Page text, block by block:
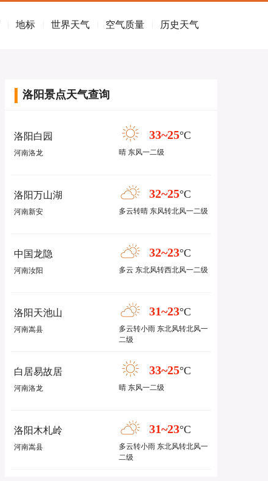
地标 世界天气 空气质量 历史天气
洛阳景点天气查询
洛阳白园
河南洛龙
33~25°C
晴 东风一二级
洛阳万山湖
河南新安
32~25°C
多云转晴 东风转北风一二级
中国龙隐
河南汝阳
32~23°C
多云 东北风转西北风一二级
洛阳天池山
河南嵩县
31~23°C
多云转小雨 东北风转北风一
二级
白居易故居
河南洛龙
33~25°C
晴 东风一二级
洛阳木札岭
河南嵩县
31~23°C
多云转小雨 东北风转北风一
二级